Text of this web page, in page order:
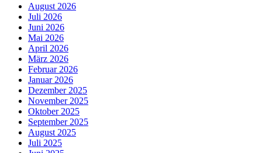
August 2026
Juli 2026
Juni 2026
Mai 2026
April 2026
März 2026
Februar 2026
Januar 2026
Dezember 2025
November 2025
Oktober 2025
September 2025
August 2025
Juli 2025